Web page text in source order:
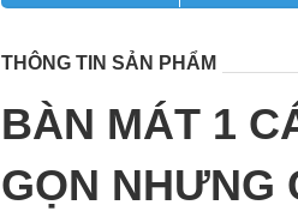
THÔNG TIN SẢN PHẨM
BÀN MÁT 1
GỌN NHƯNG